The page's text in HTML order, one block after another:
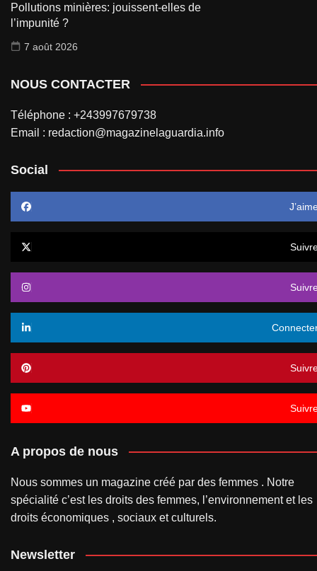
Pollutions minières: jouissent-elles de
l’impunité ?
7 août 2026
NOUS CONTACTER
Téléphone : +243997679738
Email : redaction@magazinelaguardia.info
Social
A propos de nous
Nous sommes un magazine créé par des femmes . Notre
spécialité c’est les droits des femmes, l’environnement et les
droits économiques , sociaux et culturels.
Newsletter